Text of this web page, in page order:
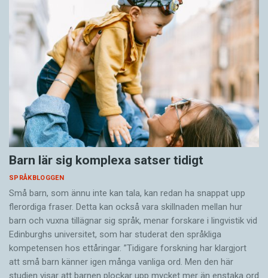
Barn lär sig komplexa satser tidigt
SPRÅKBLOGGEN
Små barn, som ännu inte kan tala, kan redan ha snappat upp
flerordiga fraser. Detta kan också vara skillnaden mellan hur
barn och vuxna tillägnar sig språk, menar forskare i lingvistik vid
Edinburghs universitet, som har studerat den språkliga
kompetensen hos ettåringar. ”Tidigare forskning har klargjort
att små barn känner igen många vanliga ord. Men den här
studien visar att barnen plockar upp mycket mer än enstaka ord